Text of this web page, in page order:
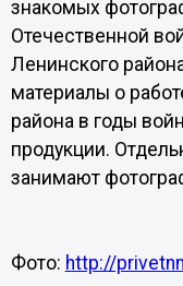
знакомых
Отечественной
Ленинского
материалы о
района в годы
продукции.
занимают
Фото: http://